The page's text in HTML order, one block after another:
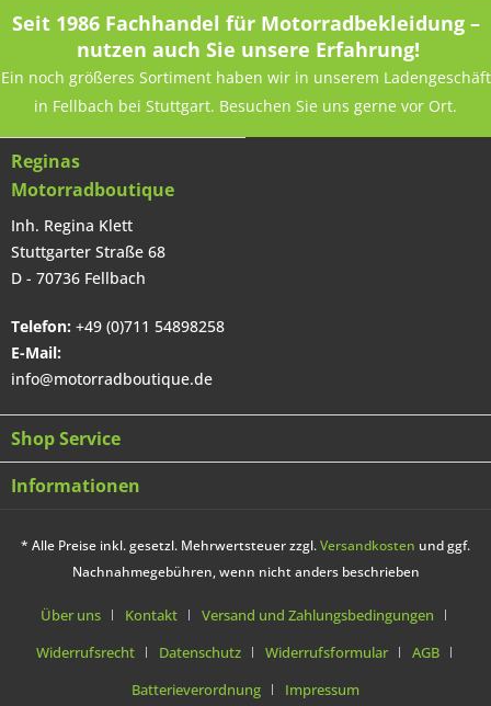
Seit 1986 Fachhandel für Motorradbekleidung –
nutzen auch Sie unsere Erfahrung!
Ein noch größeres Sortiment haben wir in unserem Ladengeschäft
in Fellbach bei Stuttgart. Besuchen Sie uns gerne vor Ort.
Reginas
Motorradboutique
Inh. Regina Klett
Stuttgarter Straße 68
D - 70736 Fellbach
Telefon: +49 (0)711 54898258
E-Mail:
info@motorradboutique.de
Shop Service
Informationen
* Alle Preise inkl. gesetzl. Mehrwertsteuer zzgl.Versandkosten und ggf.
Nachnahmegebühren, wenn nicht anders beschrieben
Über uns Kontakt
Versand und Zahlungsbedingungen
Widerrufsrecht
Datenschutz Widerrufsformular
AGB
Batterieverordnung
Impressum